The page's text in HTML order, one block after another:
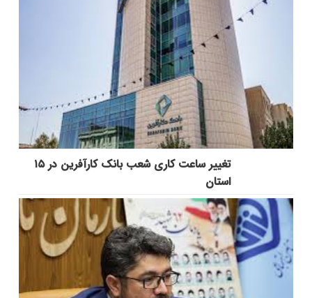
تغییر ساعت کاری شعب بانک کارآفرین در ۱۵
استان